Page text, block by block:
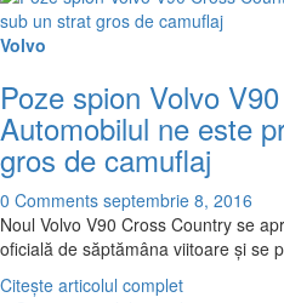
Volvo
Poze spion Volvo
Automobilul ne este
gros de camuflaj
0 Comments septembrie 8, 2016
Noul Volvo V90 Cross Country se
oficială de săptămâna viitoare şi se
Citește articolul complet